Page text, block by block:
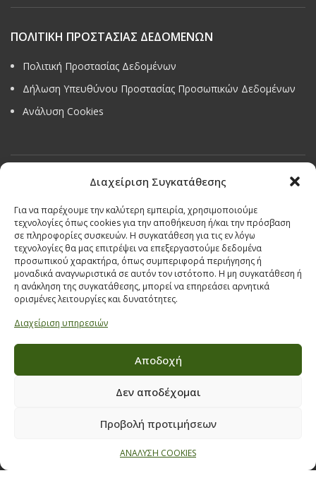
Διαχείριση Συγκατάθεσης
Για να παρέχουμε την καλύτερη εμπειρία, χρησιμοποιούμε
τεχνολογίες όπως cookies για την αποθήκευση ή/και την πρόσβαση
σε πληροφορίες συσκευών. Η συγκατάθεση για τις εν λόγω
τεχνολογίες θα μας επιτρέψει να επεξεργαστούμε δεδομένα
προσωπικού χαρακτήρα, όπως συμπεριφορά περιήγησης ή
μοναδικά αναγνωριστικά σε αυτόν τον ιστότοπο. Η μη συγκατάθεση ή
η ανάκληση της συγκατάθεσης, μπορεί να επηρεάσει αρνητικά
ορισμένες λειτουργίες και δυνατότητες.
Διαχείριση υπηρεσιών
Αποδοχή
Δεν αποδέχομαι
Προβολή προτιμήσεων
ΑΝΑΛΥΣΗ COOKIES
ΠΟΛΙΤΙΚΗ ΠΡΟΣΤΑΣΙΑΣ ΔΕΔΟΜΕΝΩΝ
Πολιτική Προστασίας Δεδομένων
Δήλωση Υπευθύνου Προστασίας Προσωπικών Δεδομένων
Ανάλυση Cookies
Όροι & προϋποθέσεις διαγωνισμού
Παπαναστασίου 209,
Θεσσαλονίκη, ΤΚ 542 50
Τηλ:231 030 9709, 231 035 1630
Email:info@ecobuildings.gr
ΟΡΟΙ ΧΡΗΣΗΣ
ΠΟΛΙΤΙΚΗ ΑΠΟΡΡΗΤΟΥ
ΒΡΕΙΤΕ ΜΑΣ ΣΤΟ ΧΑΡΤΗ